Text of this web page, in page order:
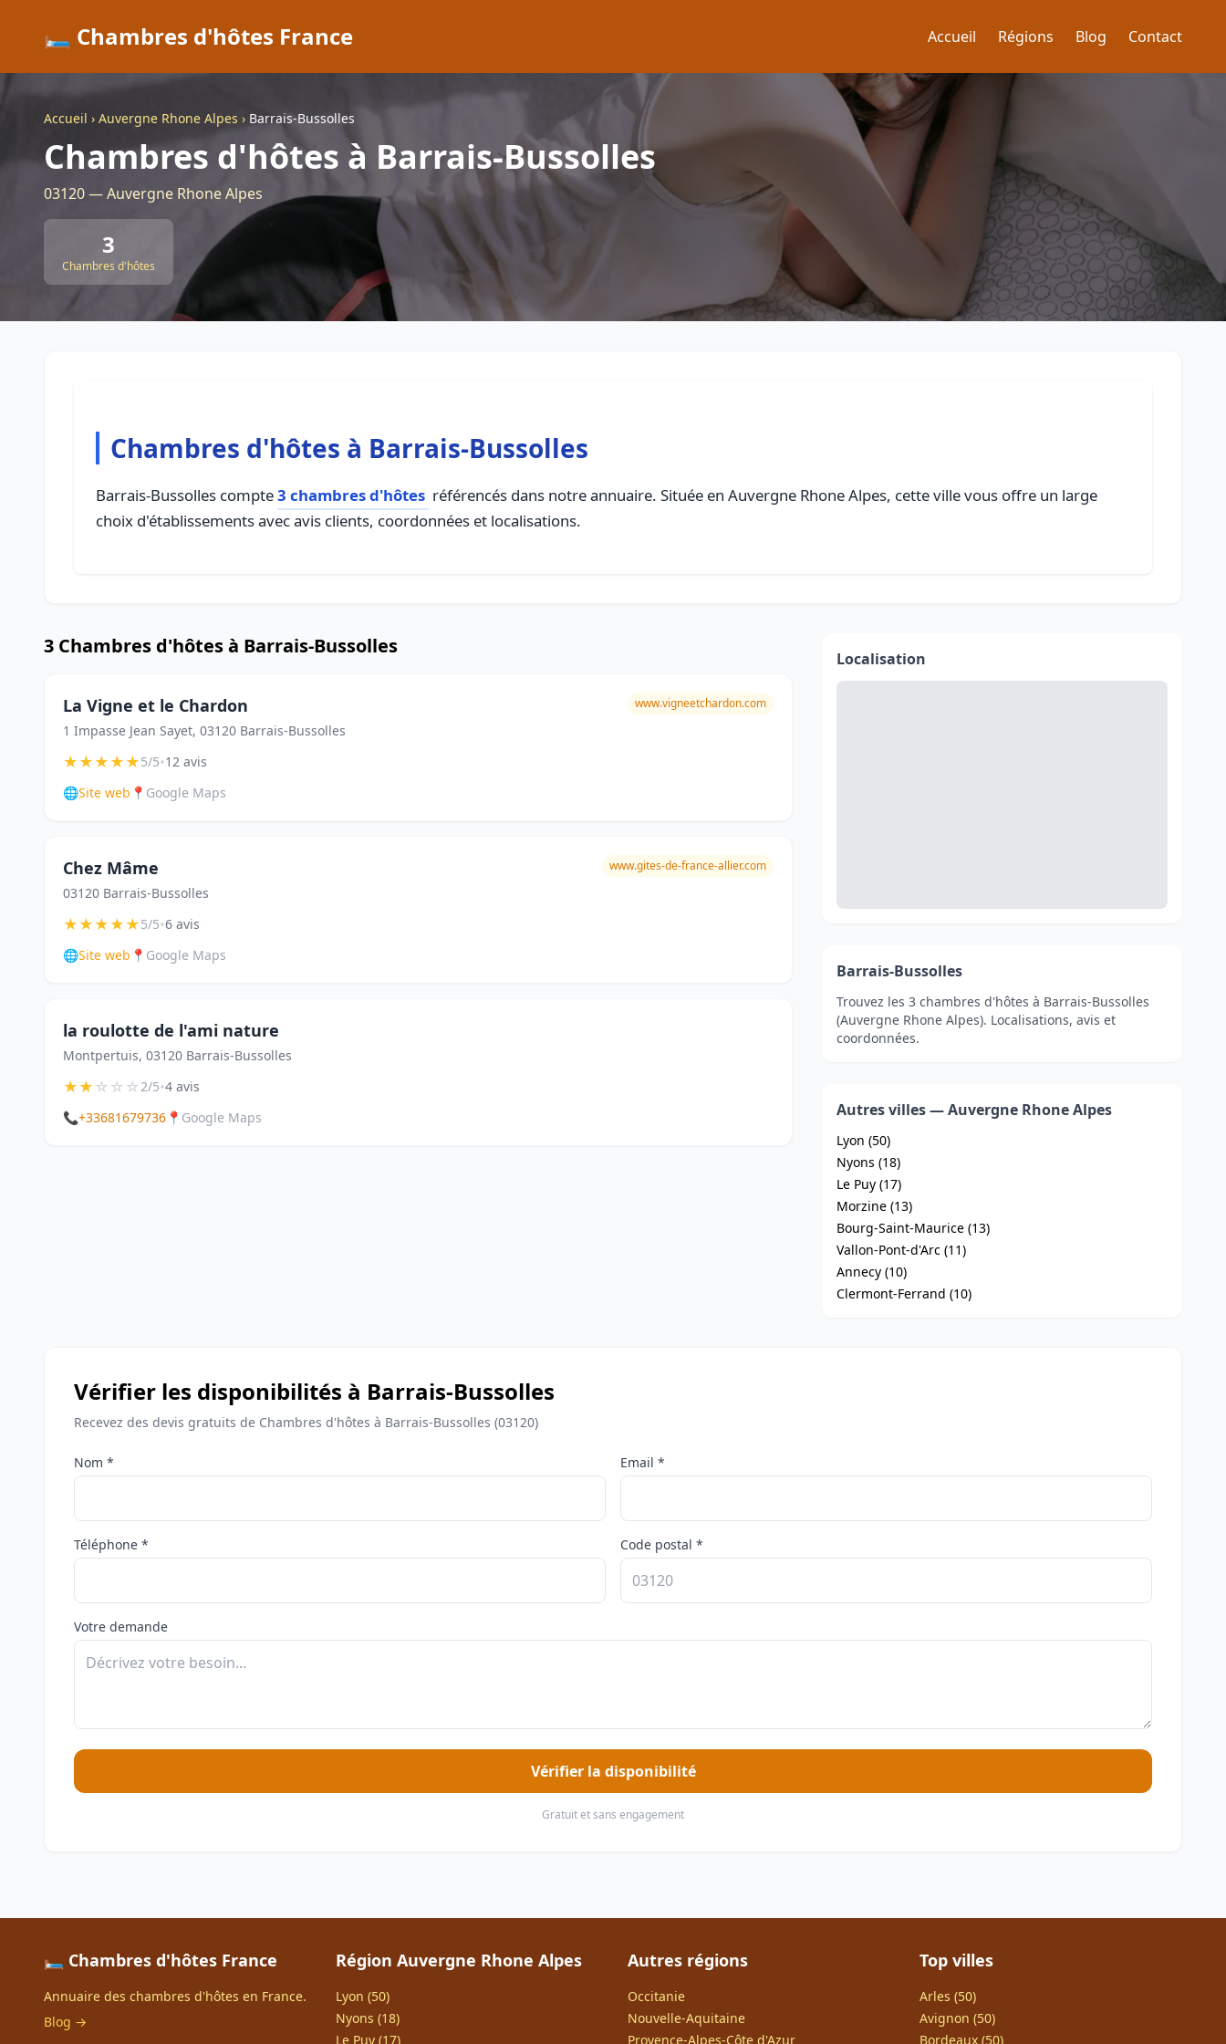
🛏️ Chambres d'hôtes France Accueil Régions Blog Contact
Accueil › Auvergne Rhone Alpes › Barrais-Bussolles
Chambres d'hôtes à Barrais-Bussolles
03120 — Auvergne Rhone Alpes
3
Chambres d'hôtes
Chambres d'hôtes à Barrais-Bussolles
Barrais-Bussolles compte3 chambres d'hôtes référencés dans notre annuaire. Située en Auvergne Rhone Alpes, cette ville vous offre un large
choix d'établissements avec avis clients, coordonnées et localisations.
3 Chambres d'hôtes à Barrais-Bussolles
La Vigne et le Chardon
1 Impasse Jean Sayet, 03120 Barrais-Bussolles
www.vigneetchardon.com
★★★★★5/5•12 avis
🌐Site web 📍 Google Maps
Chez Mâme
03120 Barrais-Bussolles
www.gites-de-france-allier.com
★★★★★5/5•6 avis
🌐Site web 📍 Google Maps
la roulotte de l'ami nature
Montpertuis, 03120 Barrais-Bussolles
★★☆☆☆2/5•4 avis
📞+33681679736 📍 Google Maps
Localisation
Barrais-Bussolles
Trouvez les 3 chambres d'hôtes à Barrais-Bussolles
(Auvergne Rhone Alpes). Localisations, avis et
coordonnées.
Autres villes — Auvergne Rhone Alpes
Lyon (50)
Nyons (18)
Le Puy (17)
Morzine (13)
Bourg-Saint-Maurice (13)
Vallon-Pont-d'Arc (11)
Annecy (10)
Clermont-Ferrand (10)
Vérifier les disponibilités à Barrais-Bussolles
Recevez des devis gratuits de Chambres d'hôtes à Barrais-Bussolles (03120)
Nom * Email *
Téléphone * Code postal *
Votre demande
Vérifier la disponibilité
Gratuit et sans engagement
🛏️ Chambres d'hôtes France
Annuaire des chambres d'hôtes en France.
Blog →
Région Auvergne Rhone Alpes
Lyon (50)
Nyons (18)
Le Puy (17)
Autres régions
Occitanie
Nouvelle-Aquitaine
Provence-Alpes-Côte d'Azur
Top villes
Arles (50)
Avignon (50)
Bordeaux (50)